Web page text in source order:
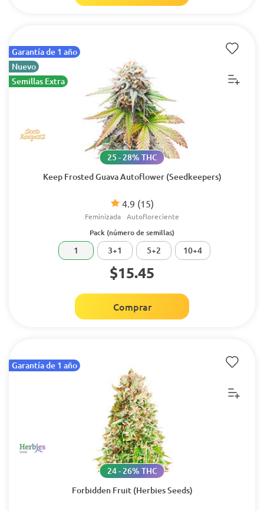
Garantía de 1 año
Nuevo
Semillas Extra
Keep Frosted Guava Autoflower (Seedkeepers)
4.9 (15)
25 - 28% THC
Feminizada Autofloreciente
Pack (número de semillas)
1 3+1 5+2 10+4
$15.45
Comprar
Garantía de 1 año
Forbidden Fruit (Herbies Seeds)
24 - 26% THC